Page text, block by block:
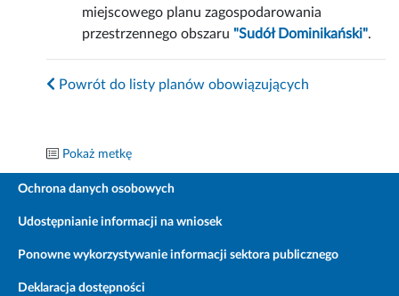
miejscowego planu zagospodarowania
przestrzennego obszaru "Sudół Dominikański".
Powrót do listy planów obowiązujących
Pokaż metkę
Ochrona danych osobowych
Udostępnianie informacji na wniosek
Ponowne wykorzystywanie informacji sektora publicznego
Deklaracja dostępności